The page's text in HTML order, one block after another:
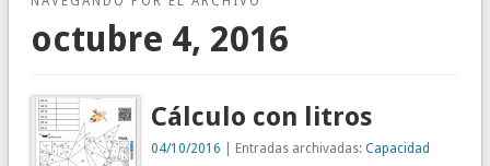
octubre 4, 2016
Cálculo con litros
04/10/2016 | Entradas archivadas:Capacidad